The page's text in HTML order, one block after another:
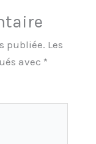
publiée. Les
avec *